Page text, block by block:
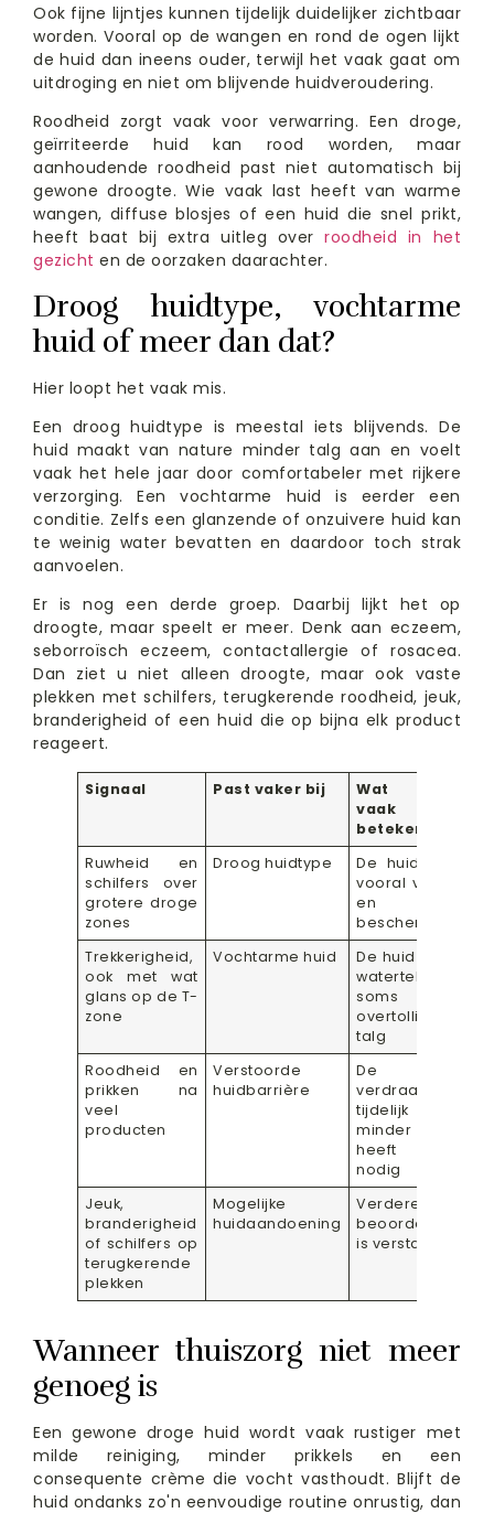
Ook fijne lijntjes kunnen tijdelijk duidelijker zichtbaar
worden. Vooral op de wangen en rond de ogen lijkt
de huid dan ineens ouder, terwijl het vaak gaat om
uitdroging en niet om blijvende huidveroudering.
Roodheid zorgt vaak voor verwarring. Een droge,
geïrriteerde huid kan rood worden, maar
aanhoudende roodheid past niet automatisch bij
gewone droogte. Wie vaak last heeft van warme
wangen, diffuse blosjes of een huid die snel prikt,
heeft baat bij extra uitleg overroodheid in het
gezicht en de oorzaken daarachter.
Droog huidtype, vochtarme
huid of meer dan dat?
Hier loopt het vaak mis.
Een droog huidtype is meestal iets blijvends. De
huid maakt van nature minder talg aan en voelt
vaak het hele jaar door comfortabeler met rijkere
verzorging. Een vochtarme huid is eerder een
conditie. Zelfs een glanzende of onzuivere huid kan
te weinig water bevatten en daardoor toch strak
aanvoelen.
Er is nog een derde groep. Daarbij lijkt het op
droogte, maar speelt er meer. Denk aan eczeem,
seborroïsch eczeem, contactallergie of rosacea.
Dan ziet u niet alleen droogte, maar ook vaste
plekken met schilfers, terugkerende roodheid, jeuk,
branderigheid of een huid die op bijna elk product
reageert.
Signaal Past vaker bij
Wat dat
vaak
betekent
Ruwheid en
schilfers over
grotere droge
zones
Droog huidtype
De huid mist
vooral vetten
en
bescherming
Trekkerigheid,
ook met wat
glans op de T-
zone
Vochtarme huid
De huid heeft
watertekort,
soms naast
overtollig
talg
Roodheid en
prikken na
veel
producten
Verstoorde
huidbarrière
De huid
verdraagt
tijdelijk
minder en
heeft rust
nodig
Jeuk,
branderigheid
of schilfers op
terugkerende
plekken
Mogelijke
huidaandoening
Verdere
beoordeling
is verstandig
Wanneer thuiszorg niet meer
genoeg is
Een gewone droge huid wordt vaak rustiger met
milde reiniging, minder prikkels en een
consequente crème die vocht vasthoudt. Blijft de
huid ondanks zo'n eenvoudige routine onrustig, dan